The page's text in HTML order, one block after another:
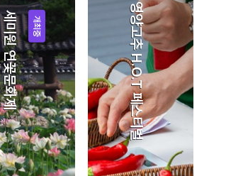
개최중
세미원 연꽃문화제 영양고추 H.O.T 페스티벌